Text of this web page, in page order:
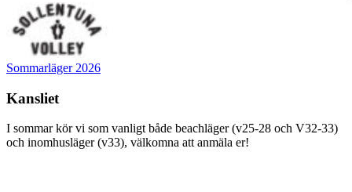
Sommarläger 2026
Kansliet
I sommar kör vi som vanligt både beachläger (v25-28 och V32-33)
och inomhusläger (v33), välkomna att anmäla er!